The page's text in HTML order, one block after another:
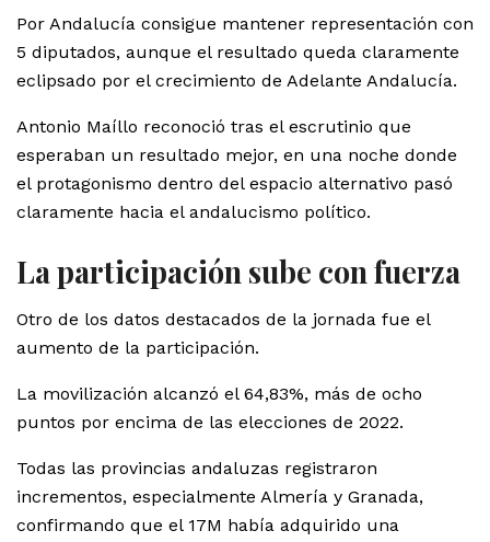
Por Andalucía consigue mantener representación con
5 diputados, aunque el resultado queda claramente
eclipsado por el crecimiento de Adelante Andalucía.
Antonio Maíllo reconoció tras el escrutinio que
esperaban un resultado mejor, en una noche donde
el protagonismo dentro del espacio alternativo pasó
claramente hacia el andalucismo político.
La participación sube con fuerza
Otro de los datos destacados de la jornada fue el
aumento de la participación.
La movilización alcanzó el 64,83%, más de ocho
puntos por encima de las elecciones de 2022.
Todas las provincias andaluzas registraron
incrementos, especialmente Almería y Granada,
confirmando que el 17M había adquirido una